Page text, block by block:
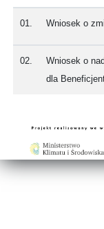
01. Wniosek o
02.
Wniosek o
dla